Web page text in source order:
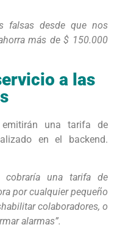
falsas desde que nos
más de $ 150.000
a las
una tarifa de
en el backend.
cobraría una tarifa de
por cualquier pequeño
colaboradores, o
alarmas”.